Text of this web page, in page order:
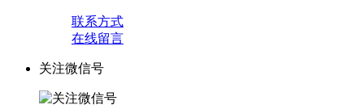
联系方式
在线留言
关注微信号